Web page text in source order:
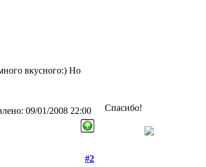
вкусного:) Но
09/01/2008 22:00
#2
Спасибо!